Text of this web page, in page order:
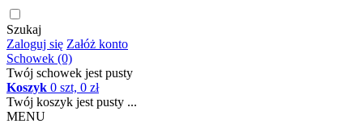
Szukaj
Zaloguj się Załóż konto
Schowek (0)
Twój schowek jest pusty
Koszyk 0 szt, 0 zł
Twój koszyk jest pusty ...
MENU